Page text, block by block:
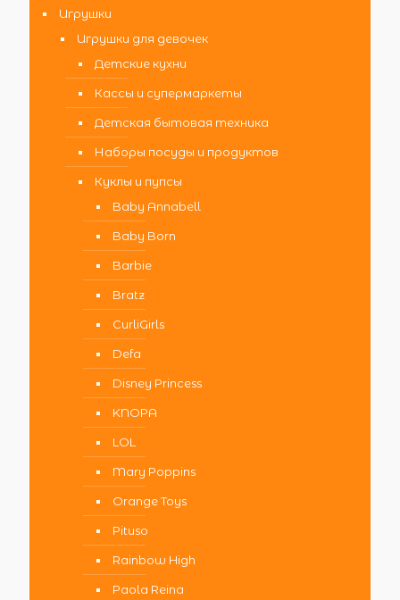
Игрушки
Игрушки для девочек
Детские кухни
Кассы и супермаркеты
Детская бытовая техника
Наборы посуды и продуктов
Куклы и пупсы
Baby Annabell
Baby Born
Barbie
Bratz
CurliGirls
Defa
Disney Princess
KNOPA
LOL
Mary Poppins
Orange Toys
Pituso
Rainbow High
Paola Reina